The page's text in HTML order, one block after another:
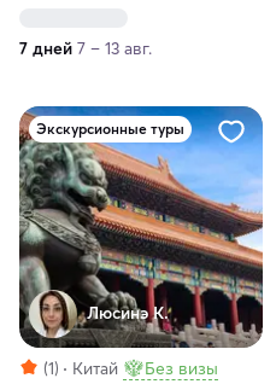
7 дней 7 – 13 авг.
Экскурсионные туры
Люсинэ К.
(1) Китай Без визы